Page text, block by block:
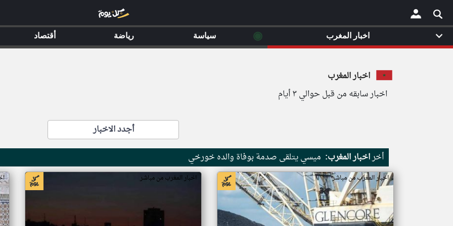
×
اخبار المغرب
اخبار سابقه من قبل حوالي ٣ أيام
أجدد الاخبار
أخراخبار المغرب: ميسي يتلقى صدمة بوفاة والده خورخي
اخبار المغرب من مباشر اخبار المغرب من مباشر
اخبار المغرب ◉ سياسة رياضة أقتصاد